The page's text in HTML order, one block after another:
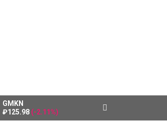
GMKN
₽125.98 (-2.11%)